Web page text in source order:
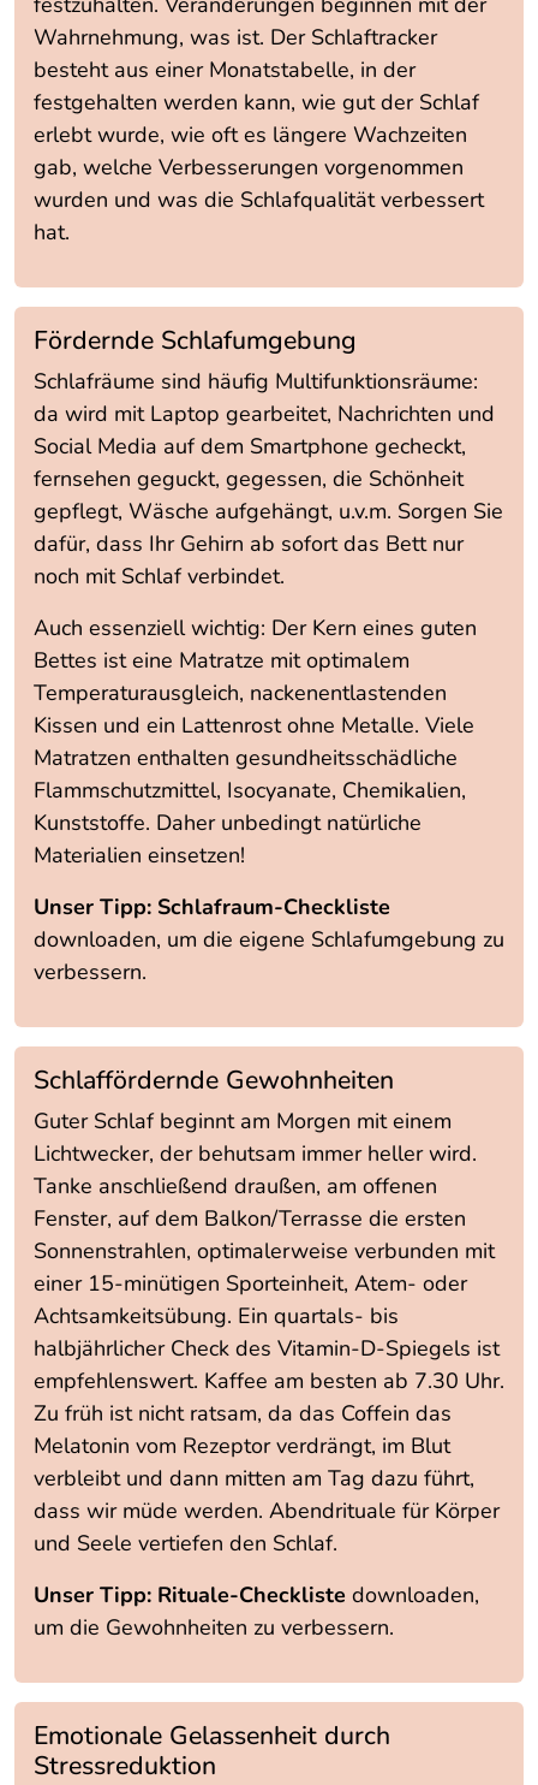
Wahrnehmung, was ist. Der Schlaftracker
besteht aus einer Monatstabelle, in der
festgehalten werden kann, wie gut der Schlaf
erlebt wurde, wie oft es längere Wachzeiten
gab, welche Verbesserungen vorgenommen
wurden und was die Schlafqualität verbessert
hat.
Fördernde Schlafumgebung
Schlafräume sind häufig Multifunktionsräume:
da wird mit Laptop gearbeitet, Nachrichten und
Social Media auf dem Smartphone gecheckt,
fernsehen geguckt, gegessen, die Schönheit
gepflegt, Wäsche aufgehängt, u.v.m. Sorgen Sie
dafür, dass Ihr Gehirn ab sofort das Bett nur
noch mit Schlaf verbindet.
Auch essenziell wichtig: Der Kern eines guten
Bettes ist eine Matratze mit optimalem
Temperaturausgleich, nackenentlastenden
Kissen und ein Lattenrost ohne Metalle. Viele
Matratzen enthalten gesundheitsschädliche
Flammschutzmittel, Isocyanate, Chemikalien,
Kunststoffe. Daher unbedingt natürliche
Materialien einsetzen!
Unser Tipp: Schlafraum-Checkliste
downloaden, um die eigene Schlafumgebung zu
verbessern.
Schlaffördernde Gewohnheiten
Guter Schlaf beginnt am Morgen mit einem
Lichtwecker, der behutsam immer heller wird.
Tanke anschließend draußen, am offenen
Fenster, auf dem Balkon/Terrasse die ersten
Sonnenstrahlen, optimalerweise verbunden mit
einer 15-minütigen Sporteinheit, Atem- oder
Achtsamkeitsübung. Ein quartals- bis
halbjährlicher Check des Vitamin-D-Spiegels ist
empfehlenswert. Kaffee am besten ab 7.30 Uhr.
Zu früh ist nicht ratsam, da das Coffein das
Melatonin vom Rezeptor verdrängt, im Blut
verbleibt und dann mitten am Tag dazu führt,
dass wir müde werden. Abendrituale für Körper
und Seele vertiefen den Schlaf.
Unser Tipp: Rituale-Checkliste downloaden,
um die Gewohnheiten zu verbessern.
Emotionale Gelassenheit durch
Stressreduktion